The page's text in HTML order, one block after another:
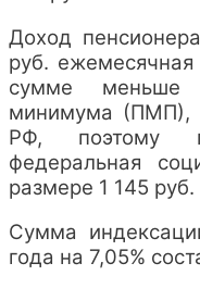
Доход
руб.
сумме меньше
минимума (ПМП),
РФ, поэтому
федеральная
размере 1 145 руб.
Сумма
года на 7,05%